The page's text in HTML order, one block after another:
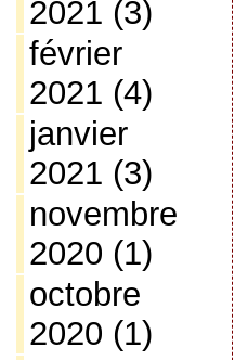
2021 (3)
février
2021 (4)
janvier
2021 (3)
novembre
2020 (1)
octobre
2020 (1)